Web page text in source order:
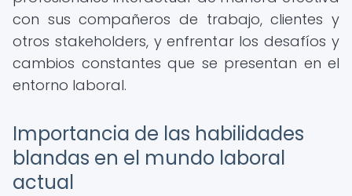
con sus compañeros de trabajo, clientes y
otros stakeholders, y enfrentar los desafíos y
cambios constantes que se presentan en el
entorno laboral.
Importancia de las habilidades
blandas en el mundo laboral
actual